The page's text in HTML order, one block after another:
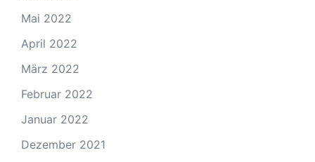
Mai 2022
April 2022
März 2022
Februar 2022
Januar 2022
Dezember 2021